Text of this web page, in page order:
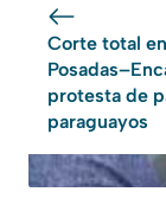
Corte total
protesta de
paraguayos